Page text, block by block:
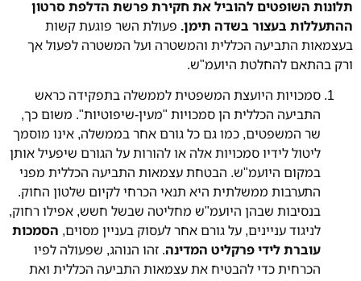
תלונות השופטים להוביל את חקירת פרשת הדלפת סרטון
ההתעללות בעצור בשדה תימן. פעולת השר פוגעת קשות
בעצמאות התביעה הכללית והמשטרה ועל המשטרה לפעול אך
ורק בהתאם להחלטת היועמ"ש.
סמכויות היועצת המשפטית לממשלה בתפקידה כראש
התביעה הכללית הן סמכויות "מעין-שיפוטיות". משום כך,
שר המשפטים, כמו גם כל גורם אחר בממשלה, אינו מוסמך
ליטול לידיו סמכויות אלה או להורות על הגורם שיפעיל אותן
במקום היועמ"ש. הבטחת עצמאות התביעה הכללית מפני
התערבות ממשלתית היא תנאי הכרחי לקיום שלטון החוק.
בנסיבות שבהן היועמ"ש מחליטה שבשל חשש, אפילו רחוק,
לניגוד עניינים, על גורם אחר לעסוק בעניין מסוים, הסמכות
עוברת לידי פרקליט המדינה. זהו הנוהג, שפעולה לפיו
הכרחית כדי להבטיח את עצמאות התביעה הכללית ואת